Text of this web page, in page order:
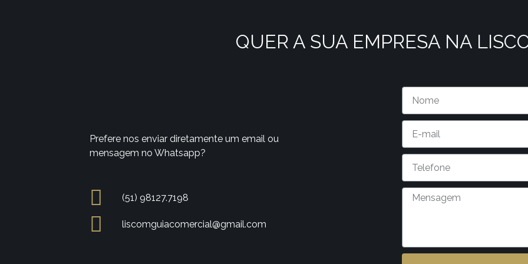
QUER A SUA EMPRESA NA
Prefere nos enviar diretamente um email ou
mensagem no Whatsapp?
(51) 98127.7198
liscomguiacomercial@gmail.com